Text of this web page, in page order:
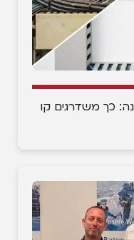
כך משדרגים קו